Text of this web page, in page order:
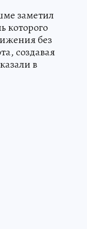
заметил
которого
без
создавая
в